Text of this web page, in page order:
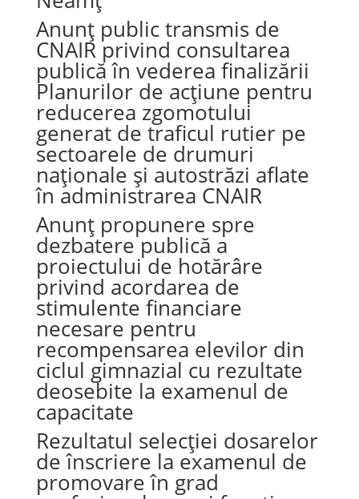
Anunț public transmis de
CNAIR privind consultarea
publică în vederea finalizării
Planurilor de acțiune pentru
reducerea zgomotului
generat de traficul rutier pe
sectoarele de drumuri
naționale și autostrăzi aflate
în administrarea CNAIR
Anunț propunere spre
dezbatere publică a
proiectului de hotărâre
privind acordarea de
stimulente financiare
necesare pentru
recompensarea elevilor din
ciclul gimnazial cu rezultate
deosebite la examenul de
capacitate
Rezultatul selecției dosarelor
de înscriere la examenul de
promovare în grad